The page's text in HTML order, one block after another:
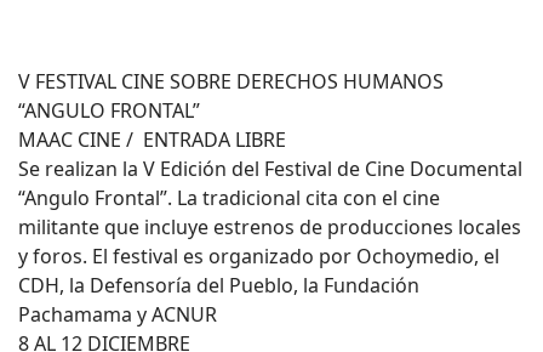
V FESTIVAL CINE SOBRE DERECHOS HUMANOS
“ANGULO FRONTAL”
MAAC CINE / ENTRADA LIBRE
Se realizan la V Edición del Festival de Cine Documental
“Angulo Frontal”. La tradicional cita con el cine
militante que incluye estrenos de producciones locales
y foros. El festival es organizado por Ochoymedio, el
CDH, la Defensoría del Pueblo, la Fundación
Pachamama y ACNUR
8 AL 12 DICIEMBRE